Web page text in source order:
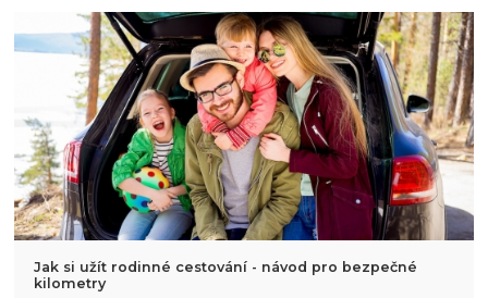
Jak si užít rodinné cestování - návod pro bezpečné
kilometry